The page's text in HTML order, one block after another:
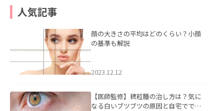
人気記事
顔の大きさの平均はどのくらい？小顔
の基準も解説
2023.12.12
【医師監修】稗粒腫の治し方は？気に
なる白いブツブツの原因と自宅ででき